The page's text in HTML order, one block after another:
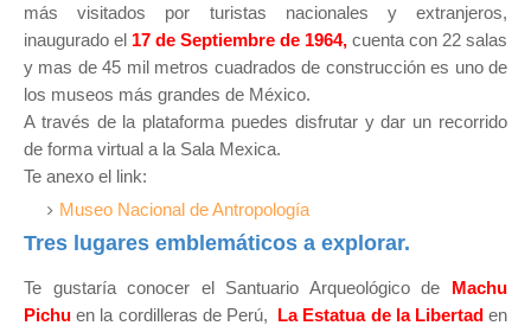
más visitados por turistas nacionales y extranjeros,
inaugurado el 17 de Septiembre de 1964, cuenta con 22 salas
y mas de 45 mil metros cuadrados de construcción es uno de
los museos más grandes de México.
A través de la plataforma puedes disfrutar y dar un recorrido
de forma virtual a la Sala Mexica.
Te anexo el link:
Museo Nacional de Antropología
Tres lugares emblemáticos a explorar.
Te gustaría conocer el Santuario Arqueológico de Machu
Pichuen la cordilleras de Perú, La Estatua de la Libertaden